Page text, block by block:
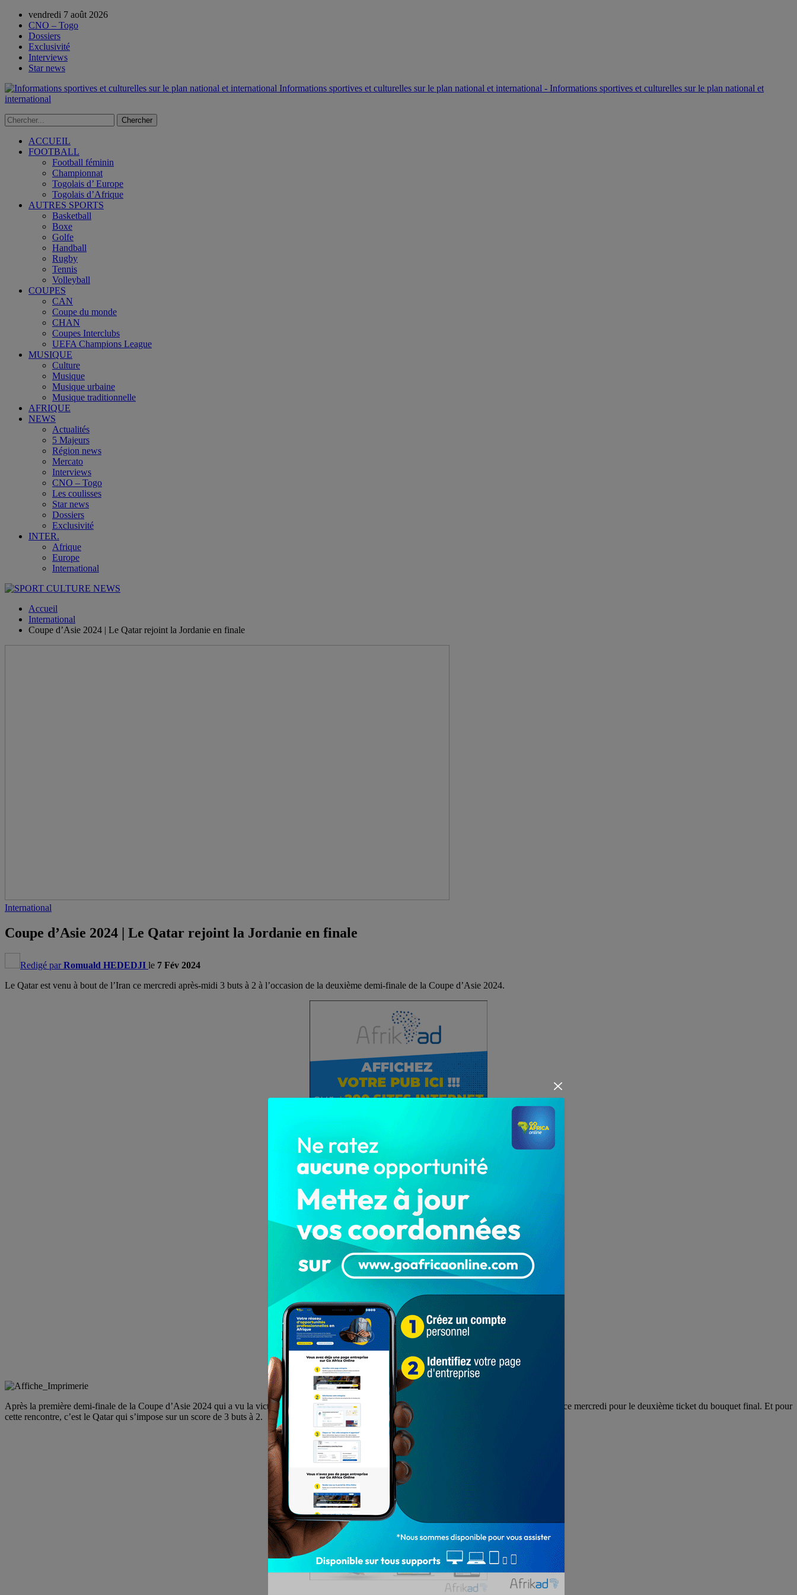
vendredi 7 août 2026
CNO – Togo
Dossiers
Exclusivité
Interviews
Star news
Informations sportives et culturelles sur le plan national et international - Informations sportives et culturelles sur le plan national et
international
ACCUEIL
FOOTBALL
Football féminin
Championnat
Togolais d’ Europe
Togolais d’Afrique
AUTRES SPORTS
Basketball
Boxe
Golfe
Handball
Rugby
Tennis
Volleyball
COUPES
CAN
Coupe du monde
CHAN
Coupes Interclubs
UEFA Champions League
MUSIQUE
Culture
Musique
Musique urbaine
Musique traditionnelle
AFRIQUE
NEWS
Actualités
5 Majeurs
Région news
Mercato
Interviews
CNO – Togo
Les coulisses
Star news
Dossiers
Exclusivité
INTER.
Afrique
Europe
International
Accueil
International
Coupe d’Asie 2024 | Le Qatar rejoint la Jordanie en finale
International
Coupe d’Asie 2024 | Le Qatar rejoint la Jordanie en finale
Redigé par Romuald HEDEDJI le 7 Fév 2024
Le Qatar est venu à bout de l’Iran ce mercredi après-midi 3 buts à 2 à l’occasion de la deuxième demi-finale de la Coupe d’Asie 2024.
Après la première demi-finale de la Coupe d’Asie 2024 qui a vu la victoire historique de la Jordanie pour la finale, les Iraniens et Qatari s’affrontaient ce mercredi pour le deuxième ticket du bouquet final. Et pour
cette rencontre, c’est le Qatar qui s’impose sur un score de 3 buts à 2.